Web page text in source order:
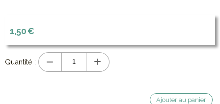
1,50€
Quantité :
Ajouter au panier